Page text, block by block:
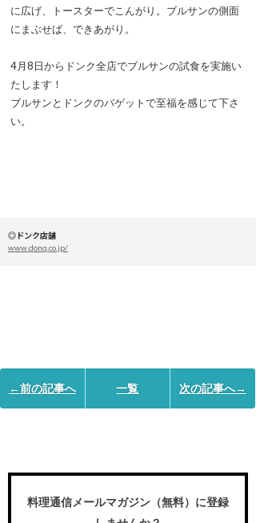
に広げ、トースターでこんがり。ブルサンの側面
にまぶせば、できあがり。
4月8日からドンク全店でブルサンの試食を実施い
たします！
ブルサンとドンクのバゲットで至福を感じて下さ
い。
◎ドンク店舗
www.donq.co.jp/
←前の記事へ 一覧 次の記事へ→
料理通信メールマガジン（無料）に登録